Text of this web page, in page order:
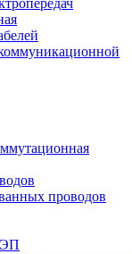
проводов